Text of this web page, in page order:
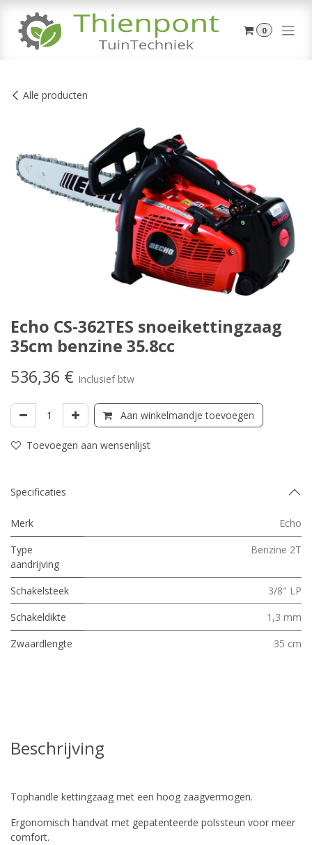
0
Alle producten
Echo CS-362TES snoeikettingzaag
35cm benzine 35.8cc
536,36 € Inclusief btw
Aan winkelmandje toevoegen
Toevoegen aan wensenlijst
Specificaties
Merk
Echo
Type
aandrijving
Benzine 2T
Schakelsteek
3/8" LP
Schakeldikte
1,3 mm
Zwaardlengte
35 cm
Beschrijving
Tophandle kettingzaag met een hoog zaagvermogen.
Ergonomisch handvat met gepatenteerde polssteun voor meer
comfort.